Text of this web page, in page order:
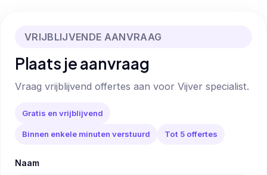
VRIJBLIJVENDE AANVRAAG
Plaats je aanvraag
Vraag vrijblijvend offertes aan voor Vijver specialist.
Gratis en vrijblijvend
Binnen enkele minuten verstuurd Tot 5 offertes
Naam